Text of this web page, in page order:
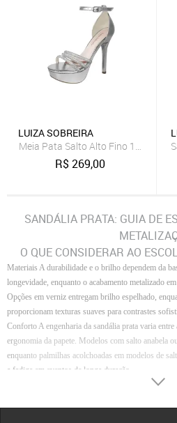
LUIZA SOBREIRA
Meia Pata Salto Alto Fino 14cm
R$269,00
SANDÁLIA PRATA: GUIA DE
O QUE CONSIDERAR AO
Materiais A durabilidade e o brilho dependem da
longevidade, enquanto o acabamento metalizado
Opções em verniz entregam brilho espelhado,
proporcionam texturas suaves para contrastes
ConfortoA engenharia da sandália prata varia
ergonomia da papete. Modelos com salto anabela
enquanto palmilhas acolchoadas em modelos de
a fadiga em eventos de longa duração.
Detalhes como amarrações delicadas,